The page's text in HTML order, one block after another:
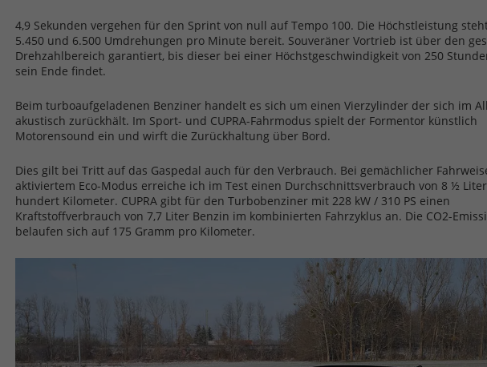
4,9 Sekunden vergehen für den Sprint von null auf Tempo 100. Die Höchstleistung
5.450 und 6.500 Umdrehungen pro Minute bereit. Souveräner Vortrieb ist über den
Drehzahlbereich garantiert, bis dieser bei einer Höchstgeschwindigkeit von 250
sein Ende findet.
Beim turboaufgeladenen Benziner handelt es sich um einen Vierzylinder der sich im
akustisch zurückhält. Im Sport- und CUPRA-Fahrmodus spielt der Formentor künstlich
Motorensound ein und wirft die Zurückhaltung über Bord.
Dies gilt bei Tritt auf das Gaspedal auch für den Verbrauch. Bei gemächlicher
aktiviertem Eco-Modus erreiche ich im Test einen Durchschnittsverbrauch von 8 ½
hundert Kilometer. CUPRA gibt für den Turbobenziner mit 228 kW / 310 PS einen
Kraftstoffverbrauch von 7,7 Liter Benzin im kombinierten Fahrzyklus an. Die CO2-
belaufen sich auf 175 Gramm pro Kilometer.